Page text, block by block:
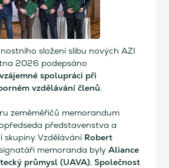
složení slibu nových AZI
2026 podepsáno
spolupráci při
vzdělávání členů.
zeměměřičů memorandum
představenstva a
skupiny Vzdělávání Robert
memoranda bylyAliance
průmysl (UAVA), Společnost